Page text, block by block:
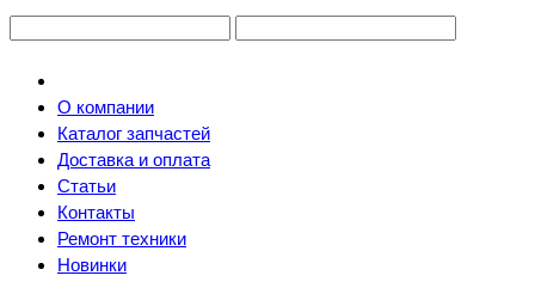
О компании
Каталог запчастей
Доставка и оплата
Статьи
Контакты
Ремонт техники
Новинки